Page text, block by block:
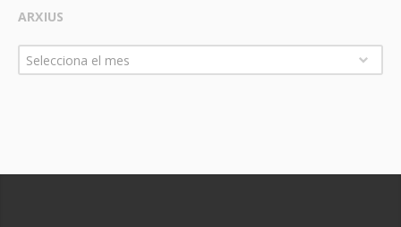
ARXIUS
Arxius
Selecciona el mes